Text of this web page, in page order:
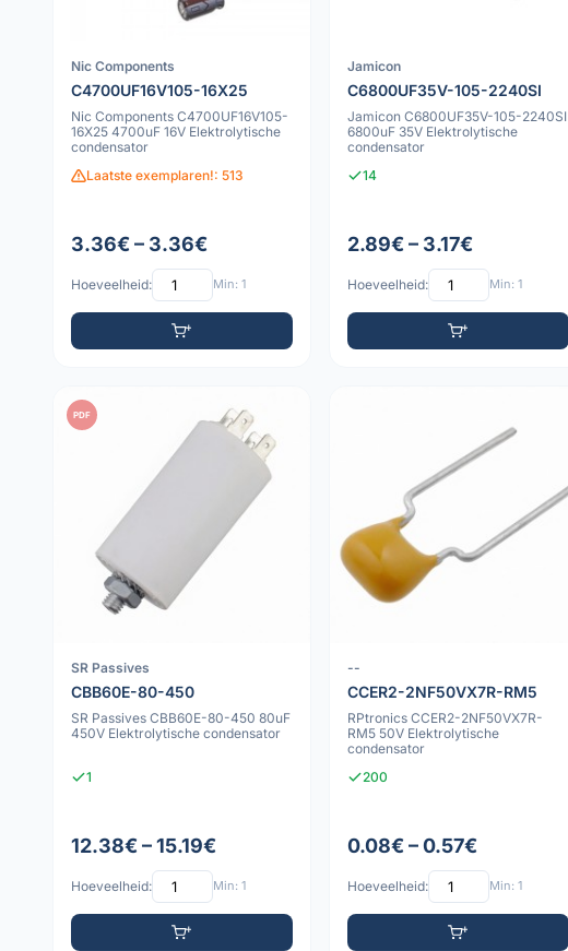
Nic Components
C4700UF16V105-16X25
Nic Components C4700UF16V105-
16X25 4700uF 16V Elektrolytische
condensator
Laatste exemplaren!: 513
3.36€ – 3.36€
Hoeveelheid: Min: 1
Jamicon
C6800UF35V-105-2240SI
Jamicon C6800UF35V-105-2240SI
6800uF 35V Elektrolytische
condensator
14
2.89€ – 3.17€
Hoeveelheid: Min: 1
PDF
SR Passives
CBB60E-80-450
SR Passives CBB60E-80-450 80uF
450V Elektrolytische condensator
1
12.38€ – 15.19€
Hoeveelheid: Min: 1
--
CCER2-2NF50VX7R-RM5
RPtronics CCER2-2NF50VX7R-
RM5 50V Elektrolytische
condensator
200
0.08€ – 0.57€
Hoeveelheid: Min: 1